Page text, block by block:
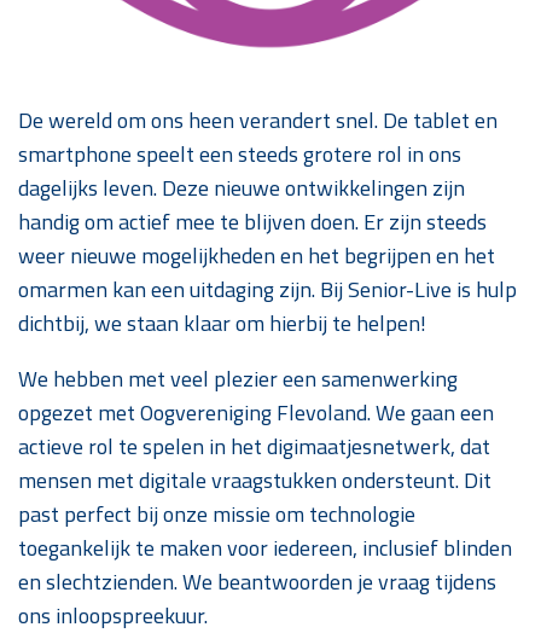
De wereld om ons heen verandert snel. De tablet en
smartphone speelt een steeds grotere rol in ons
dagelijks leven. Deze nieuwe ontwikkelingen zijn
handig om actief mee te blijven doen. Er zijn steeds
weer nieuwe mogelijkheden en het begrijpen en het
omarmen kan een uitdaging zijn. Bij Senior-Live is hulp
dichtbij, we staan klaar om hierbij te helpen!
We hebben met veel plezier een samenwerking
opgezet met Oogvereniging Flevoland. We gaan een
actieve rol te spelen in het digimaatjesnetwerk, dat
mensen met digitale vraagstukken ondersteunt. Dit
past perfect bij onze missie om technologie
toegankelijk te maken voor iedereen, inclusief blinden
en slechtzienden. We beantwoorden je vraag tijdens
ons inloopspreekuur.